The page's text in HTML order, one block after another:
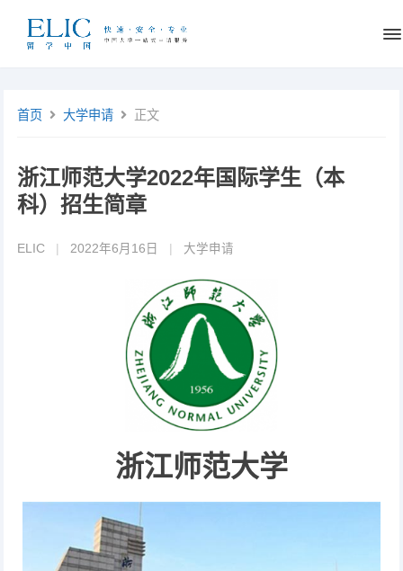
首页 大学申请 正文
浙江师范大学2022年国际学生（本
科）招生简章
ELIC 2022年6月16日 大学申请
浙江师范大学